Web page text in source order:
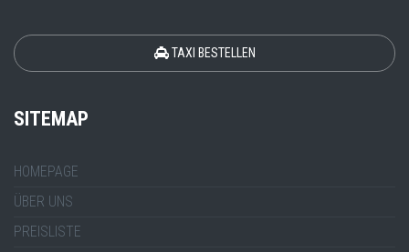
TAXI BESTELLEN
SITEMAP
HOMEPAGE
ÜBER UNS
PREISLISTE